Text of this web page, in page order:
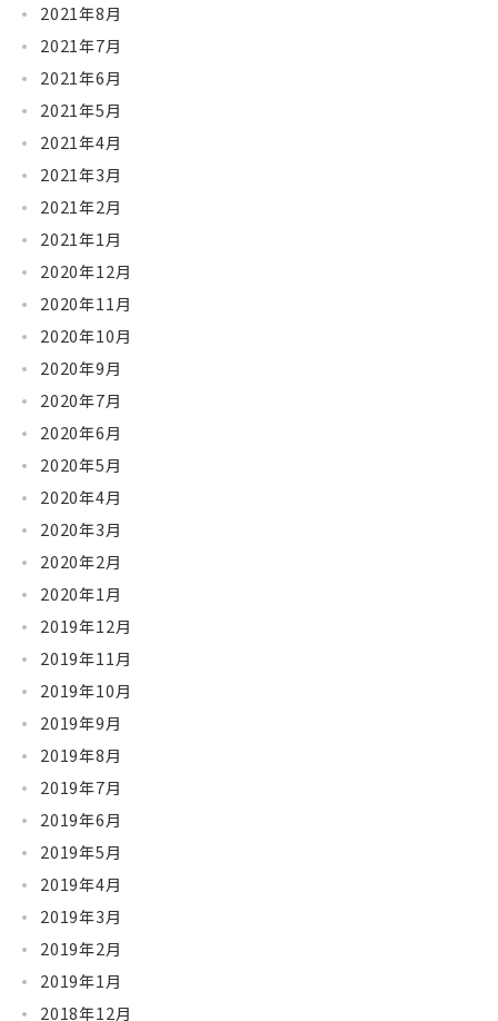
2021年8月
2021年7月
2021年6月
2021年5月
2021年4月
2021年3月
2021年2月
2021年1月
2020年12月
2020年11月
2020年10月
2020年9月
2020年7月
2020年6月
2020年5月
2020年4月
2020年3月
2020年2月
2020年1月
2019年12月
2019年11月
2019年10月
2019年9月
2019年8月
2019年7月
2019年6月
2019年5月
2019年4月
2019年3月
2019年2月
2019年1月
2018年12月